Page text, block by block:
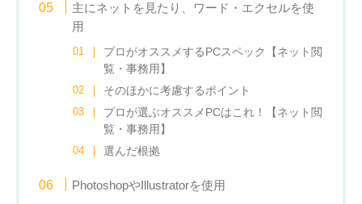
主にネットを見たり、ワード・エクセルを使
用
プロがオススメするPCスペック【ネット閲
覧・事務用】
そのほかに考慮するポイント
プロが選ぶオススメPCはこれ！【ネット閲
覧・事務用】
選んだ根拠
PhotoshopやIllustratorを使用